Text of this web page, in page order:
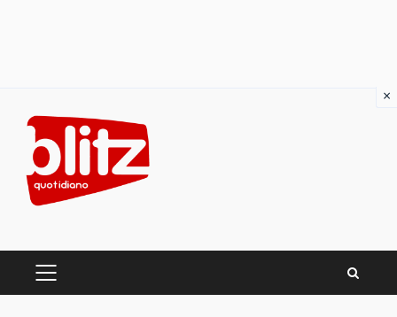
content
PRIMARY
×